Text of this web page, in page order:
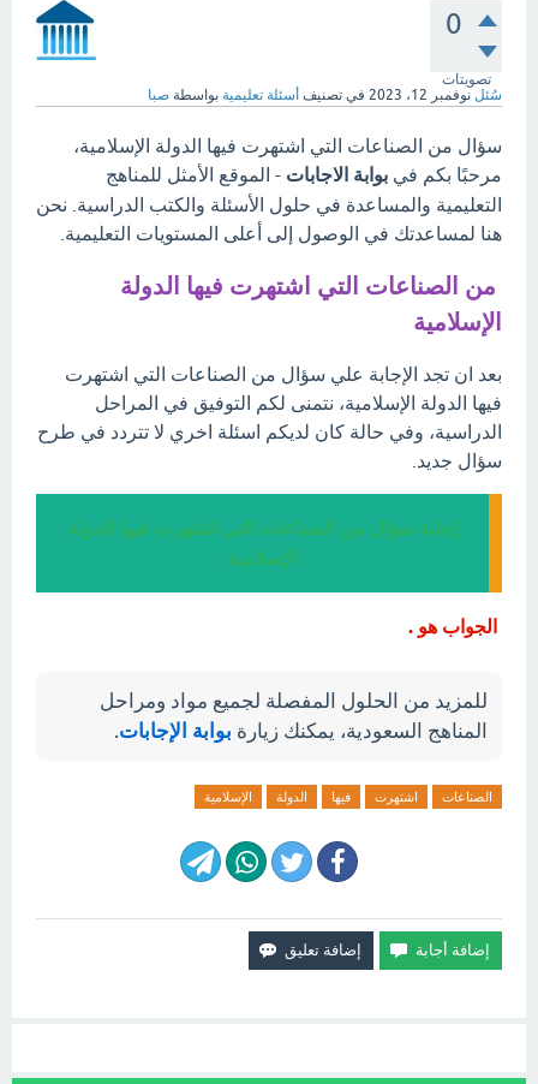
0
تصويتات
سُئل نوفمبر 12، 2023 في تصنيف أسئلة تعليمية بواسطة صبا
سؤال من الصناعات التي اشتهرت فيها الدولة الإسلامية،
مرحبًا بكم في بوابة الاجابات - الموقع الأمثل للمناهج
التعليمية والمساعدة في حلول الأسئلة والكتب الدراسية. نحن
هنا لمساعدتك في الوصول إلى أعلى المستويات التعليمية.
من الصناعات التي اشتهرت فيها الدولة
الإسلامية
بعد ان تجد الإجابة علي سؤال من الصناعات التي اشتهرت
فيها الدولة الإسلامية، نتمنى لكم التوفيق في المراحل
الدراسية، وفي حالة كان لديكم اسئلة اخري لا تتردد في طرح
سؤال جديد.
إجابة سؤال من الصناعات التي اشتهرت فيها الدولة
الإسلامية
الجواب هو .
للمزيد من الحلول المفصلة لجميع مواد ومراحل
المناهج السعودية، يمكنك زيارة بوابة الإجابات.
الصناعات اشتهرت فيها الدولة الإسلامية